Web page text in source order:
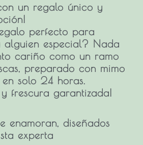
un regalo único y
perfecto para
alguien especial? Nada
cariño como un ramo
, preparado con mimo
solo 24 horas.
y frescura garantizada!
enamoran, diseñados
experta